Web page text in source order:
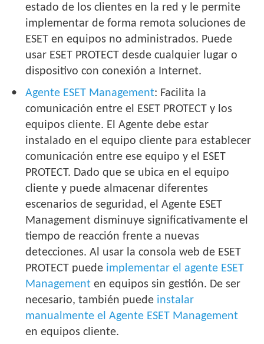
estado de los clientes en la red y le permite
implementar de forma remota soluciones de
ESET en equipos no administrados. Puede
usar ESET PROTECT desde cualquier lugar o
dispositivo con conexión a Internet.
Agente ESET Management: Facilita la
comunicación entre el ESET PROTECT y los
equipos cliente. El Agente debe estar
instalado en el equipo cliente para establecer
comunicación entre ese equipo y el ESET
PROTECT. Dado que se ubica en el equipo
cliente y puede almacenar diferentes
escenarios de seguridad, el Agente ESET
Management disminuye significativamente el
tiempo de reacción frente a nuevas
detecciones. Al usar la consola web de ESET
PROTECT puede implementar el agente ESET
Management en equipos sin gestión. De ser
necesario, también puede instalar
manualmente el Agente ESET Management
en equipos cliente.